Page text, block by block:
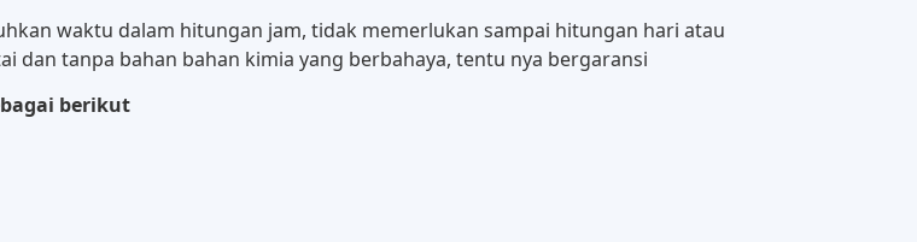
waktu dalam hitungan jam, tidak memerlukan sampai hitungan hari atau
tanpa bahan bahan kimia yang berbahaya, tentu nya bergaransi
berikut